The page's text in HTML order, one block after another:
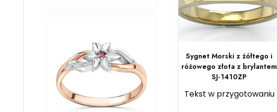
Sygnet Morski z żółtego i
różowego złota z brylantem
SJ-1410ZP
Tekst w przygotowaniu